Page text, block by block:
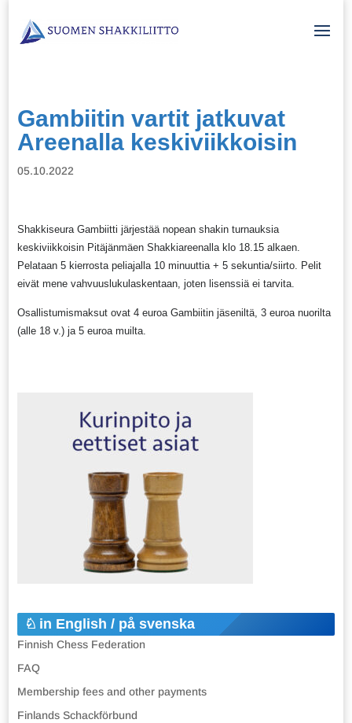
Gambiitin vartit jatkuvat
Areenalla keskiviikkoisin
05.10.2022
Shakkiseura Gambiitti järjestää nopean shakin turnauksia
keskiviikkoisin Pitäjänmäen Shakkiareenalla klo 18.15 alkaen.
Pelataan 5 kierrosta peliajalla 10 minuuttia + 5 sekuntia/siirto. Pelit
eivät mene vahvuuslukulaskentaan, joten lisenssiä ei tarvita.
Osallistumismaksut ovat 4 euroa Gambiitin jäseniltä, 3 euroa nuorilta
(alle 18 v.) ja 5 euroa muilta.
in English / på svenska
Finnish Chess Federation
FAQ
Membership fees and other payments
Finlands Schackförbund